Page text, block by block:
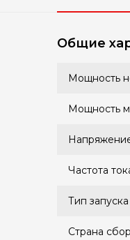
Общие
Мощность
Мощность
Частота
Тип запуска
Страна